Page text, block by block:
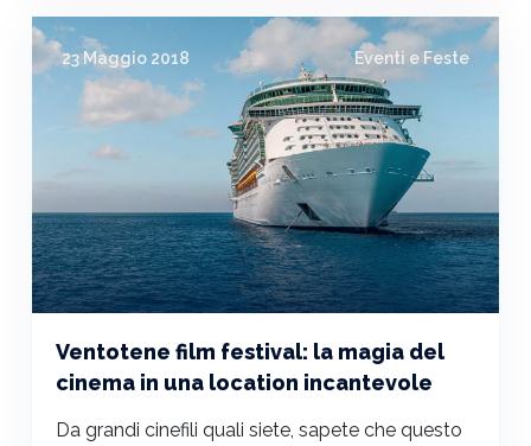
23 Maggio 2018 Eventi e Feste
Ventotene film festival: la magia del
cinema in una location incantevole
Da grandi cinefili quali siete, sapete che questo